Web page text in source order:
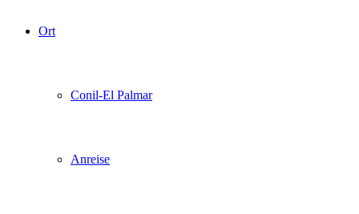
Ort
Conil-El Palmar
Anreise